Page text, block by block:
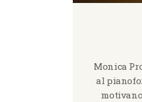
Monica
al